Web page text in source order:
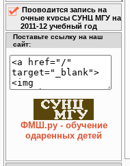
Проводится запись на
очные курсы СУНЦ МГУ на
2011-12 учебный год
Поставьте ссылку на наш
сайт:
ФМШ.ру - обучение
одаренных детей